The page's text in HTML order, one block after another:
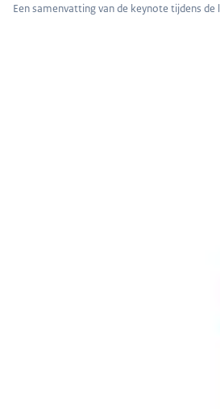
Een samenvatting van de keynote tijdens